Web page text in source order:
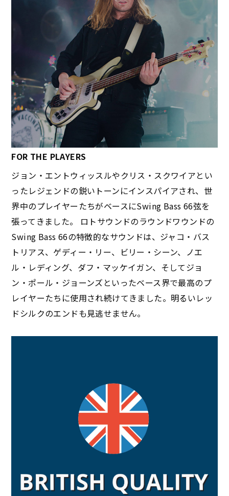
FOR THE PLAYERS
ジョン・エントウィッスルやクリス・スクワイアとい
ったレジェンドの鋭いトーンにインスパイアされ、世
界中のプレイヤーたちがベースにSwing Bass 66弦を
張ってきました。 ロトサウンドのラウンドワウンドの
Swing Bass 66の特徴的なサウンドは、ジャコ・バス
トリアス、ゲディー・リー、ビリー・シーン、ノエ
ル・レディング、ダフ・マッケイガン、そしてジョ
ン・ポール・ジョーンズといったベース界で最高のプ
レイヤーたちに使用され続けてきました。明るいレッ
ドシルクのエンドも見逃せません。